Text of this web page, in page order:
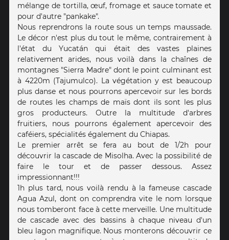
mélange de tortilla, œuf, fromage et sauce tomate et
pour d'autre "pankake".
Nous reprendrons la route sous un temps maussade.
Le décor n'est plus du tout le même, contrairement à
l'état du Yucatán qui était des vastes plaines
relativement arides, nous voilà dans la chaînes de
montagnes "Sierra Madre" dont le point culminant est
à 4220m (Tajumulco). La végétation y est beaucoup
plus danse et nous pourrons apercevoir sur les bords
de routes les champs de maïs dont ils sont les plus
gros producteurs. Outre la multitude d'arbres
fruitiers, nous pourrons également apercevoir des
caféiers, spécialités également du Chiapas.
Le premier arrêt se fera au bout de 1/2h pour
découvrir la cascade de Misolha. Avec la possibilité de
faire le tour et de passer dessous. Assez
impressionnant!!!
1h plus tard, nous voilà rendu à la fameuse cascade
Agua Azul, dont on comprendra vite le nom lorsque
nous tomberont face à cette merveille. Une multitude
de cascade avec des bassins à chaque niveau d'un
bleu lagon magnifique. Nous monterons découvrir ce